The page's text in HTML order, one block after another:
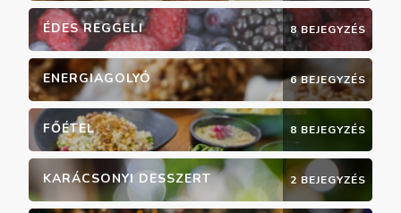
ÉDES REGGELI 8 BEJEGYZÉS
ENERGIAGOLYÓ 6 BEJEGYZÉS
FŐÉTEL 8 BEJEGYZÉS
KARÁCSONYI DESSZERT 2 BEJEGYZÉS